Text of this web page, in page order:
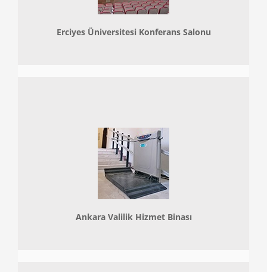
Erciyes Üniversitesi Konferans Salonu
Ankara Valilik Hizmet Binası